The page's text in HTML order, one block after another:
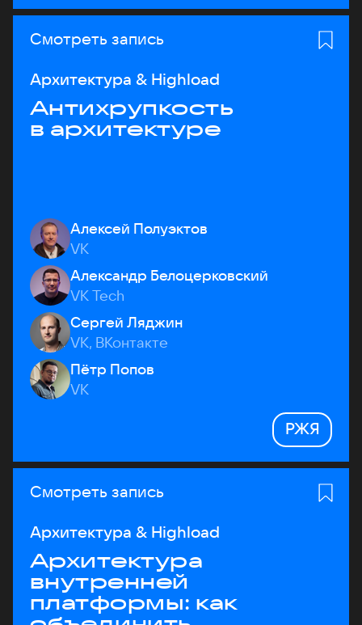
Смотреть запись
Архитектура & Highload
Антихрупкость
в архитектуре
Алексей Полуэктов
VK
Александр Белоцерковский
VK Tech
Сергей Ляджин
VK, ВКонтакте
Пётр Попов
VK
РЖЯ
Смотреть запись
Архитектура & Highload
Архитектура
внутренней
платформы: как